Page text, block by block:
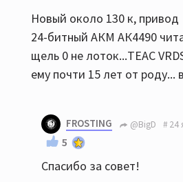
Новый около 130 к, привод
24-битный АКМ АК4490
щель 0 не лоток...TEAC
ему почти 15 лет от роду...
FROSTING @BigD 24
5
Спасибо за совет!